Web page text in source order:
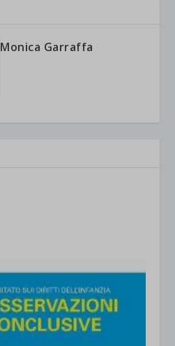
Monica Garraffa